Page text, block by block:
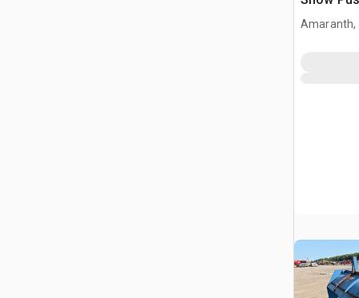
Loader
Amaranth,